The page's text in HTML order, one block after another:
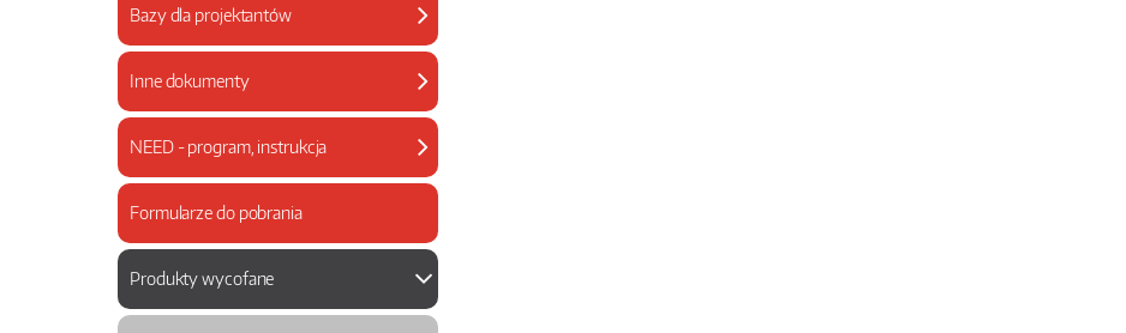
Bazy dla projektantów
Inne dokumenty
NEED - program, instrukcja
Formularze do pobrania
Produkty wycofane